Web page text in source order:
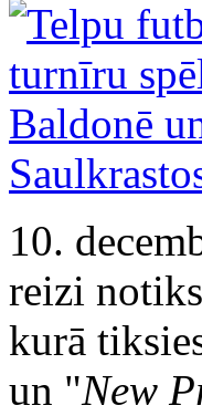
10.
reizi
kurā
un "New